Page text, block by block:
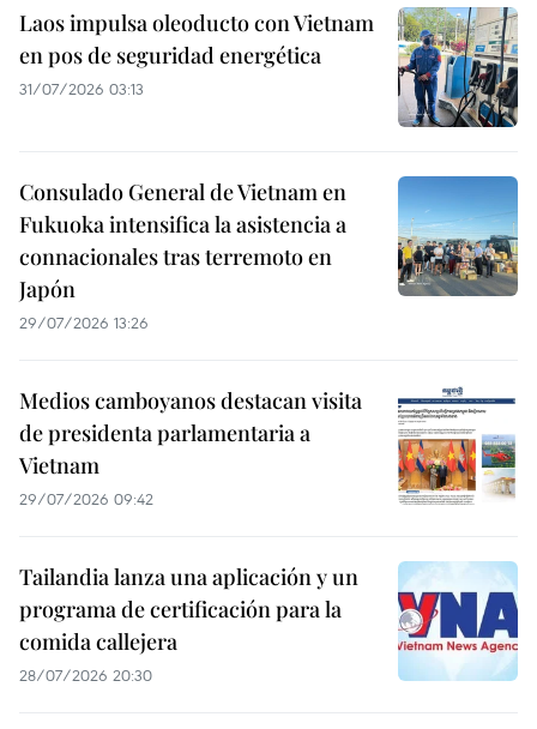
Laos impulsa oleoducto con Vietnam
en pos de seguridad energética
31/07/2026 03:13
Consulado General de Vietnam en
Fukuoka intensifica la asistencia a
connacionales tras terremoto en
Japón
29/07/2026 13:26
Medios camboyanos destacan visita
de presidenta parlamentaria a
Vietnam
29/07/2026 09:42
Tailandia lanza una aplicación y un
programa de certificación para la
comida callejera
28/07/2026 20:30